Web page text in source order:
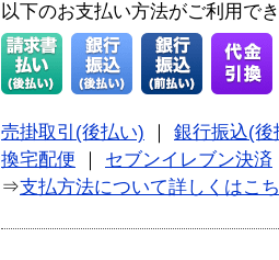
以下のお支払い方法がご利用で
売掛取引(後払い)
銀行振込(後
換宅配便
セブンイレブン決済
⇒支払方法について詳しくはこ